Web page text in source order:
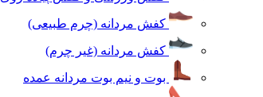
کفش مردانه (چرم طبیعی)
کفش مردانه (غیر چرم)
بوت و نیم بوت مردانه عمده